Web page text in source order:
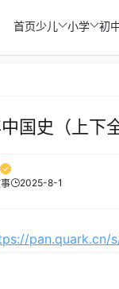
首页少儿 小学 初
国史（上下全
2025-8-1
pan.quark.cn/